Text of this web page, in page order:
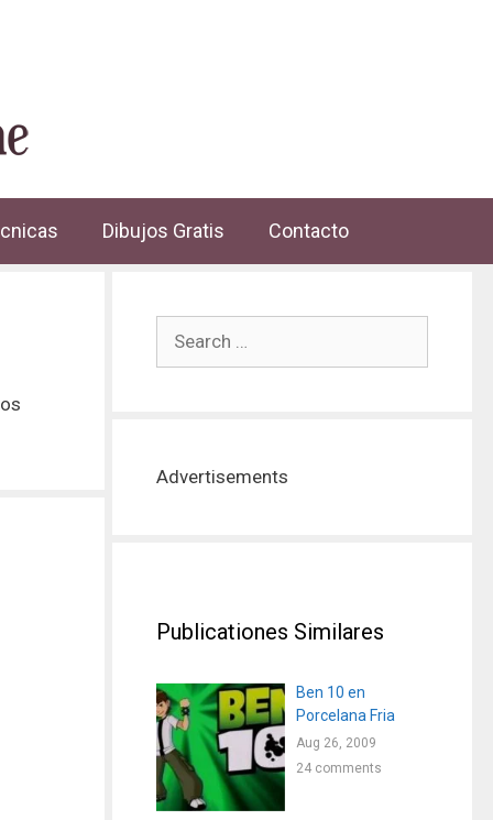
Dibujos Gratis Contacto
Advertisements
Publicationes Similares
Ben 10 en
Porcelana Fria
Aug 26, 2009
24 comments